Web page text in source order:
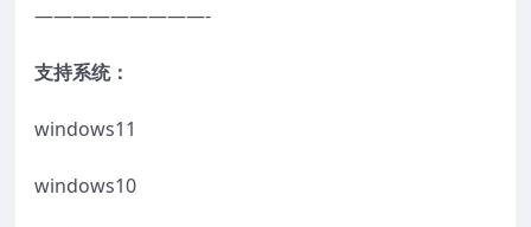
—————————-
支持系统：
windows11
windows10